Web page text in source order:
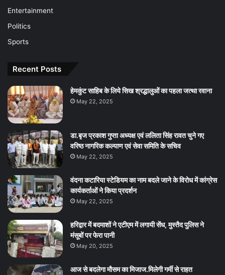
Entertainment
Politics
Sports
Recent Posts
हेमकुंट साहिब के लिये सिख श्रद्धालुओं का पहला जत्था रवाना
May 22, 2025
डा.बृज प्रकाश गुप्ता अध्यक्ष एवं ललिता सिंह रावत चुने गए
वरिष्ठ नागरिक कल्याण एवं सेवा समिति के सचिव
May 22, 2025
वंदना कटारिया स्टेडियम का नाम बदले जाने के विरोध में कांग्रेस
कार्यकर्ताओं ने किया प्रदर्शन
May 22, 2025
हरिद्वार में बदमाशों ने एटीएम में लगायी सेंध, मुस्तैद पुलिस ने
मंसूबों पर फेरा पानी
May 20, 2025
आज से बदलेगा मौसम का मिजाज.मिलेगी गर्मी से राहत